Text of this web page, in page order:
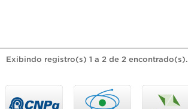
Exibindo registro(s) 1 a 2 de 2 encontrado(s).